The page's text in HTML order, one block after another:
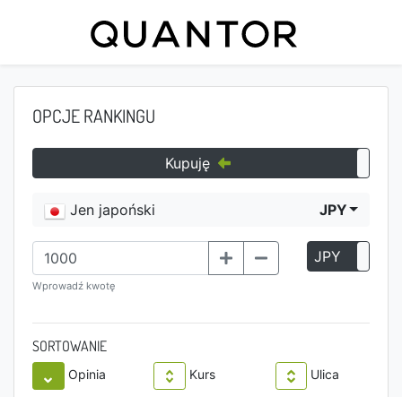
OPCJE RANKINGU
Kupuję
Jen japoński JPY
Wprowadź kwotę
JPY
SORTOWANIE
Opinia Kurs Ulica